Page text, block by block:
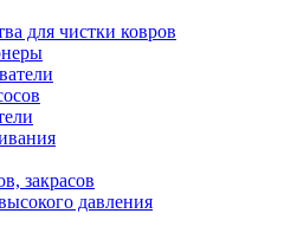
для чистки ковров
закрасов
давления